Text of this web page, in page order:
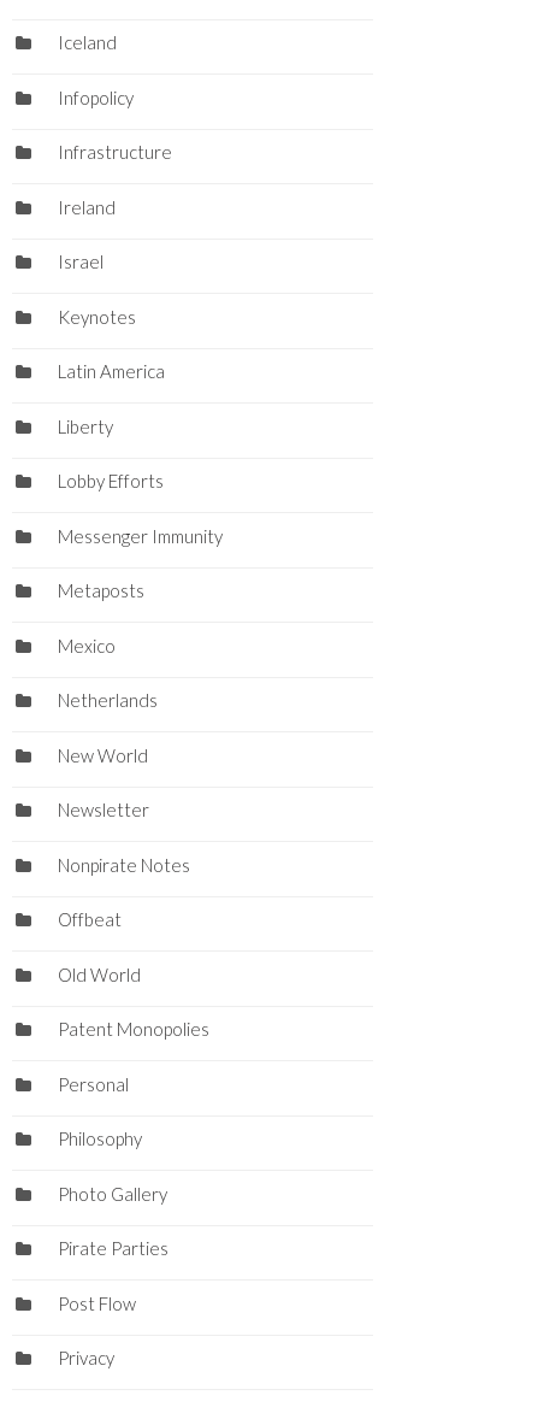
Iceland
Infopolicy
Infrastructure
Ireland
Israel
Keynotes
Latin America
Liberty
Lobby Efforts
Messenger Immunity
Metaposts
Mexico
Netherlands
New World
Newsletter
Nonpirate Notes
Offbeat
Old World
Patent Monopolies
Personal
Philosophy
Photo Gallery
Pirate Parties
Post Flow
Privacy